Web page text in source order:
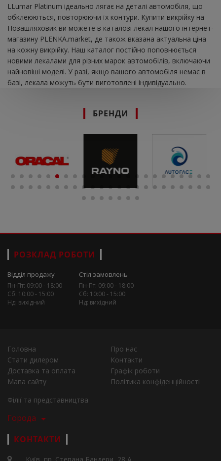
LLumar Platinum ідеально лягає на деталі автомобіля, що
обклеюються, повторюючи їх контури. Купити викрійку на
Позашляховик ви можете в каталозі лекал нашого інтернет-
магазину PLENKA.market, де також вказана актуальна ціна
на кожну викрійку. Наш каталог постійно поповнюється
новими лекалами для різних марок автомобілів, включаючи
найновіші моделі. У разі, якщо вашого автомобіля немає в
базі, лекала можуть бути виготовлені індивідуально.
БРЕНДИ
РОЗКЛАД РОБОТИ
Відділ продажу
Пн-Пт: 09:00 - 18:00
Сб: 10:00 - 15:00
Нд: вихідний
Стіл замовлень
Пн-Пт: 09:00 - 18:00
Сб: 10:00 - 15:00
Нд: вихідний
Головна
Про нас
Стати дилером
Контакти
Доставка та оплата
Графік роботи
Мапа сайту
Політика конфіденційності
Філії та представництва
Города
КОНТАКТИ